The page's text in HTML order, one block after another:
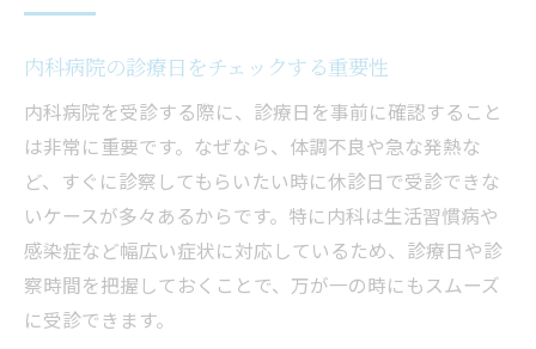
内科病院の診療日をチェックする重要性
内科病院を受診する際に、診療日を事前に確認すること
は非常に重要です。なぜなら、体調不良や急な発熱な
ど、すぐに診察してもらいたい時に休診日で受診できな
いケースが多々あるからです。特に内科は生活習慣病や
感染症など幅広い症状に対応しているため、診療日や診
察時間を把握しておくことで、万が一の時にもスムーズ
に受診できます。